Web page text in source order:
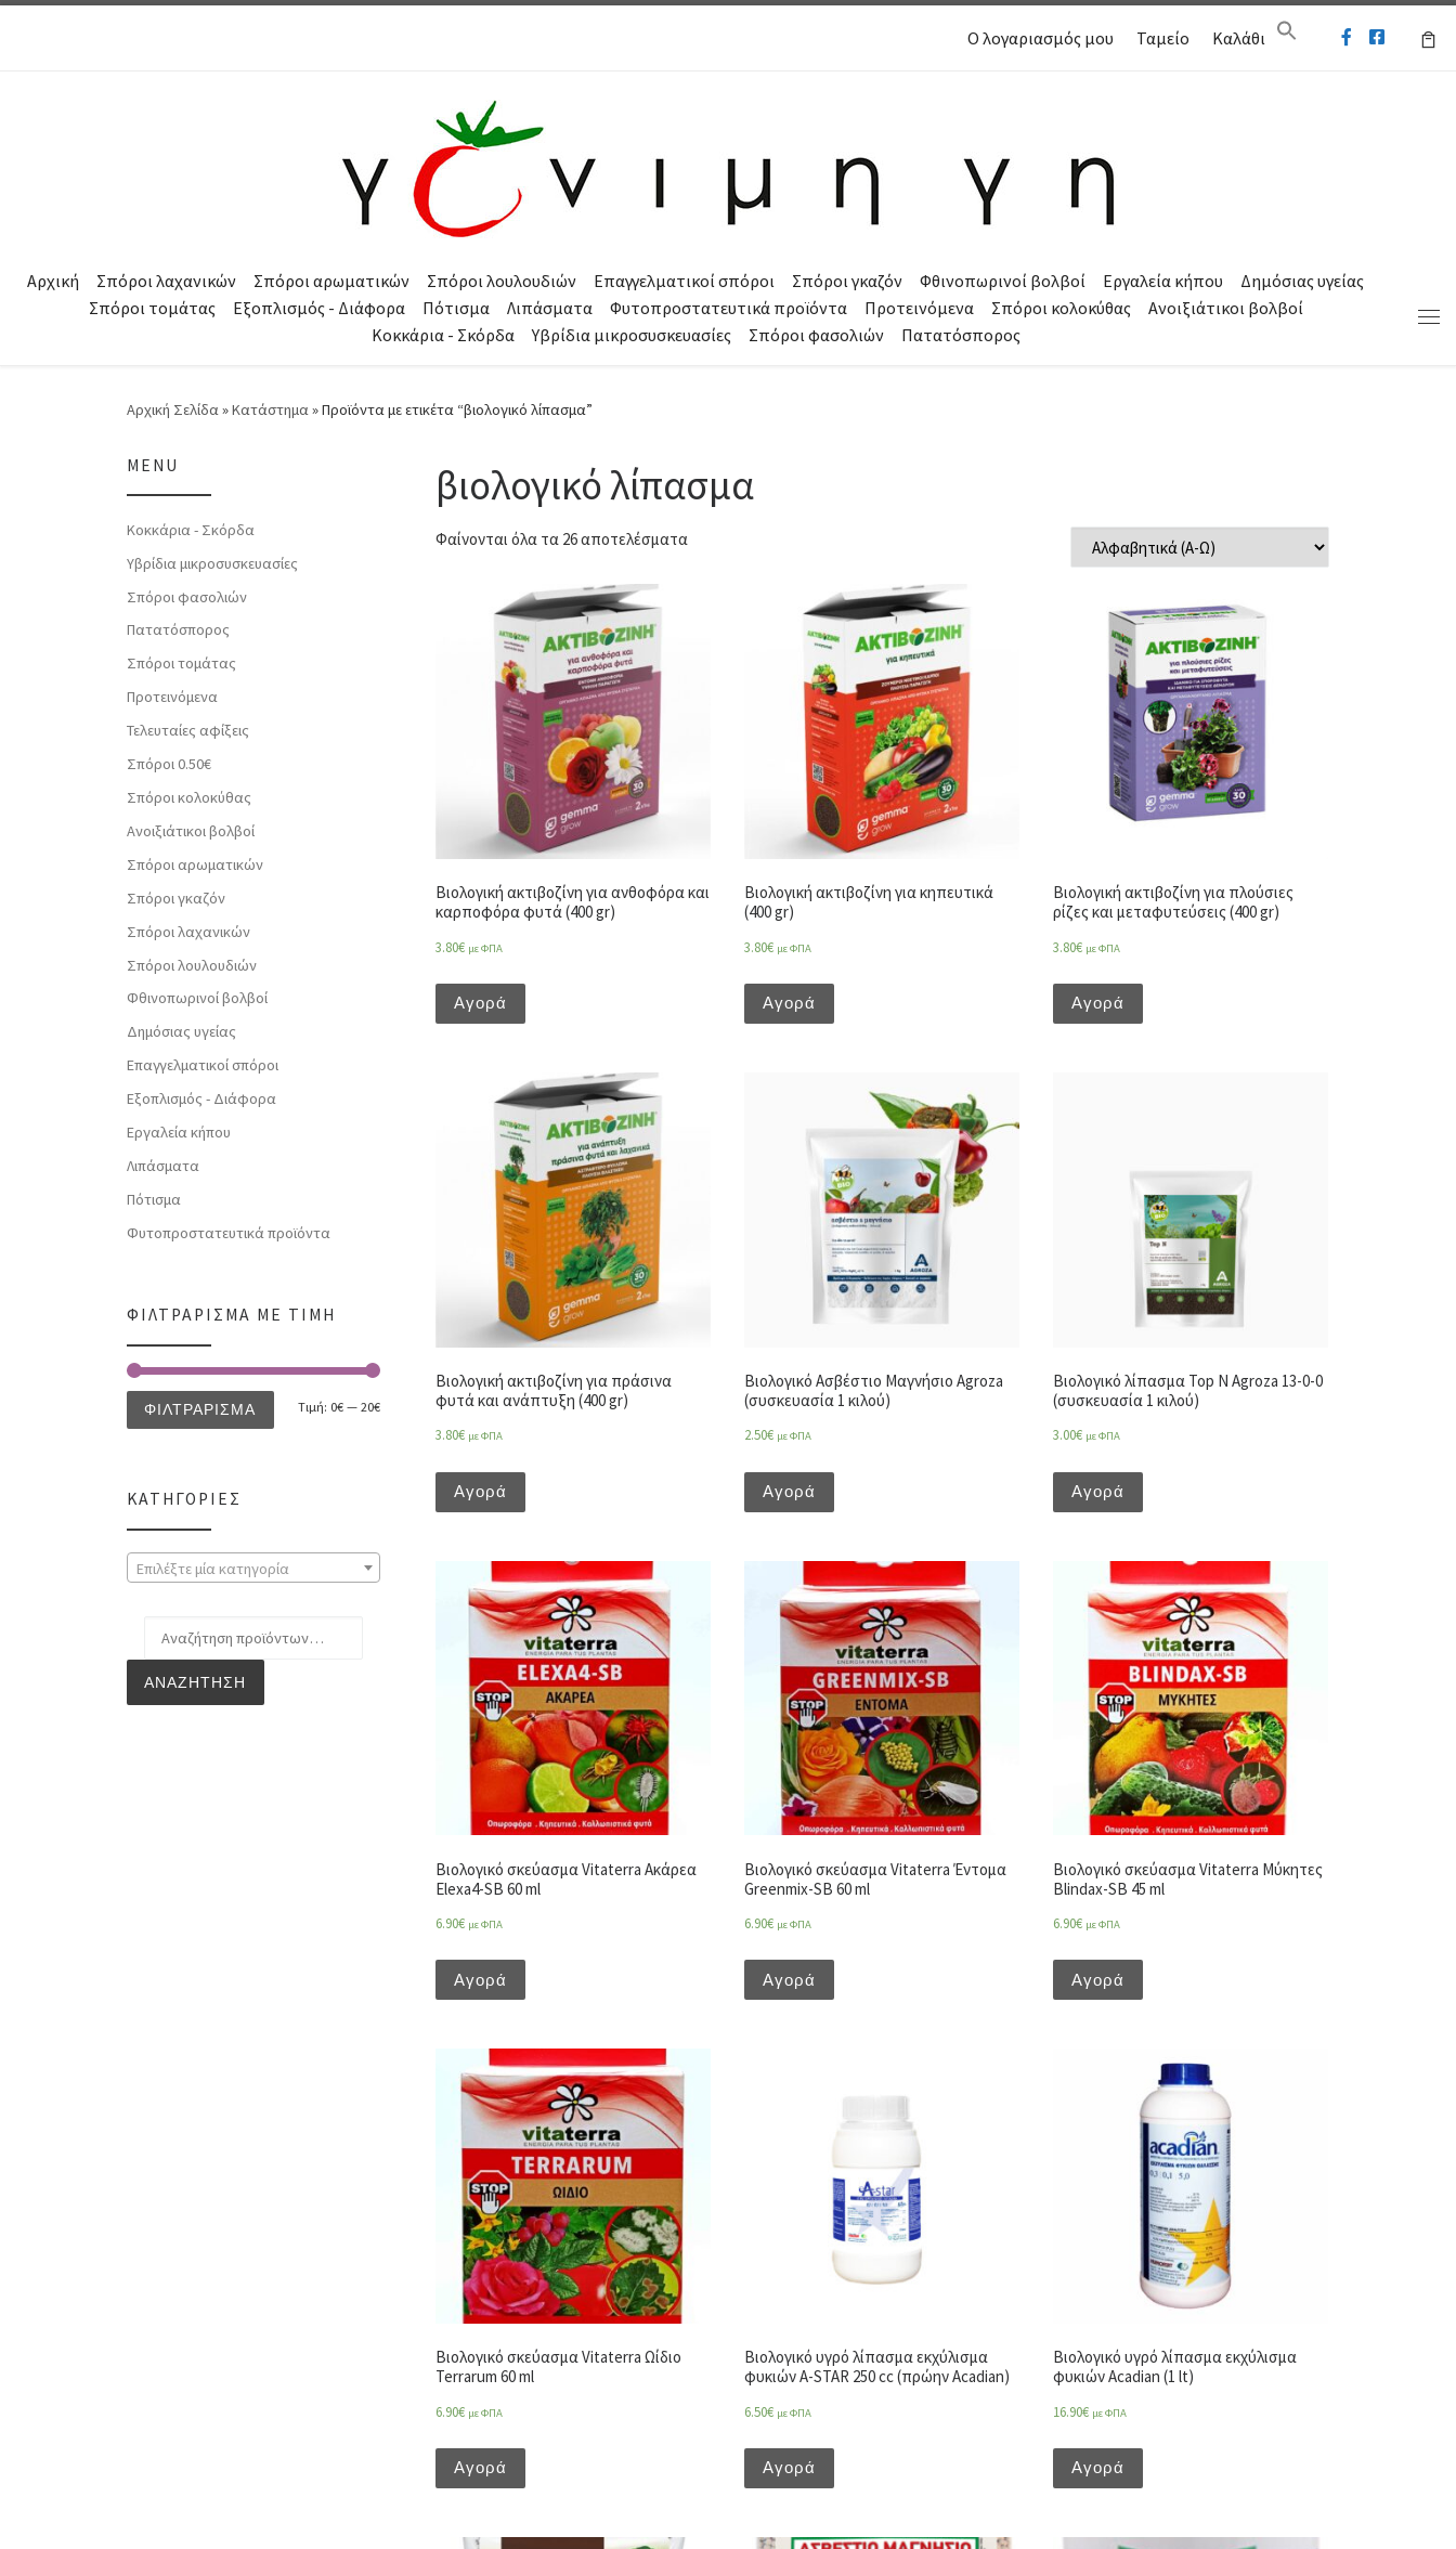
Ο λογαριασμός μου Ταμείο Καλάθι
Αρχική Σπόροι λαχανικών Σπόροι αρωματικών Σπόροι λουλουδιών Επαγγελματικοί σπόροι Σπόροι γκαζόν Φθινοπωρινοί βολβοί Εργαλεία κήπου
Δημόσιας υγείας
Σπόροι τομάτας
Εξοπλισμός - Διάφορα Πότισμα Λιπάσματα Φυτοπροστατευτικά προϊόντα Προτεινόμενα Σπόροι κολοκύθας
Ανοιξιάτικοι βολβοί
Κοκκάρια - Σκόρδα
Υβρίδια μικροσυσκευασίες Σπόροι φασολιών Πατατόσπορος
Αρχική Σελίδα »Κατάστημα »Προϊόντα με ετικέτα “βιολογικό λίπασμα”
βιολογικό λίπασμα
Φαίνονται όλα τα 26 αποτελέσματα
Βιολογική ακτιβοζίνη για ανθοφόρα και
καρποφόρα φυτά (400 gr)
3.80€ με ΦΠΑ
Αγορά
Βιολογική ακτιβοζίνη για κηπευτικά
(400 gr)
3.80€ με ΦΠΑ
Αγορά
Βιολογική ακτιβοζίνη για πλούσιες
ρίζες και μεταφυτεύσεις (400 gr)
3.80€ με ΦΠΑ
Αγορά
Βιολογική ακτιβοζίνη για πράσινα
φυτά και ανάπτυξη (400 gr)
3.80€ με ΦΠΑ
Αγορά
Βιολογικό Ασβέστιο Μαγνήσιο Agroza
(συσκευασία 1 κιλού)
2.50€ με ΦΠΑ
Αγορά
Βιολογικό λίπασμα Top N Agroza 13-0-0
(συσκευασία 1 κιλού)
3.00€ με ΦΠΑ
Αγορά
Βιολογικό σκεύασμα Vitaterra Ακάρεα
Elexa4-SB 60 ml
6.90€ με ΦΠΑ
Αγορά
Βιολογικό σκεύασμα Vitaterra Έντομα
Greenmix-SB 60 ml
6.90€ με ΦΠΑ
Αγορά
Βιολογικό σκεύασμα Vitaterra Μύκητες
Blindax-SB 45 ml
6.90€ με ΦΠΑ
Αγορά
Βιολογικό σκεύασμα Vitaterra Ωίδιο
Terrarum 60 ml
6.90€ με ΦΠΑ
Αγορά
Βιολογικό υγρό λίπασμα εκχύλισμα
φυκιών A-STAR 250 cc (πρώην Acadian)
6.50€ με ΦΠΑ
Αγορά
Βιολογικό υγρό λίπασμα εκχύλισμα
φυκιών Acadian (1 lt)
16.90€ με ΦΠΑ
Αγορά
MENU
Κοκκάρια - Σκόρδα
Υβρίδια μικροσυσκευασίες
Σπόροι φασολιών
Πατατόσπορος
Σπόροι τομάτας
Προτεινόμενα
Τελευταίες αφίξεις
Σπόροι 0.50€
Σπόροι κολοκύθας
Ανοιξιάτικοι βολβοί
Σπόροι αρωματικών
Σπόροι γκαζόν
Σπόροι λαχανικών
Σπόροι λουλουδιών
Φθινοπωρινοί βολβοί
Δημόσιας υγείας
Επαγγελματικοί σπόροι
Εξοπλισμός - Διάφορα
Εργαλεία κήπου
Λιπάσματα
Πότισμα
Φυτοπροστατευτικά προϊόντα
ΦΙΛΤΡΆΡΙΣΜΑ ΜΕ ΤΙΜΉ
ΦΙΛΤΡΆΡΙΣΜΑ Τιμή: 0€ —20€
ΚΑΤΗΓΟΡΊΕΣ
Επιλέξτε μία κατηγορία
ΑΝΑΖΉΤΗΣΗ